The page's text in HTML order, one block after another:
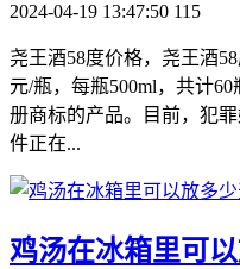
2024-04-19 13:47:50 115
尧王酒58度价格，尧王酒
元/瓶，每瓶500ml，共计
册商标的产品。目前，犯
件正在...
鸡汤在冰箱里可